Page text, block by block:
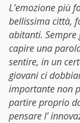
L’emozione più
bellissima città,
abitanti. Sempre
capire una
sentire, in un
giovani ci
importante non
partire proprio
pensare l’